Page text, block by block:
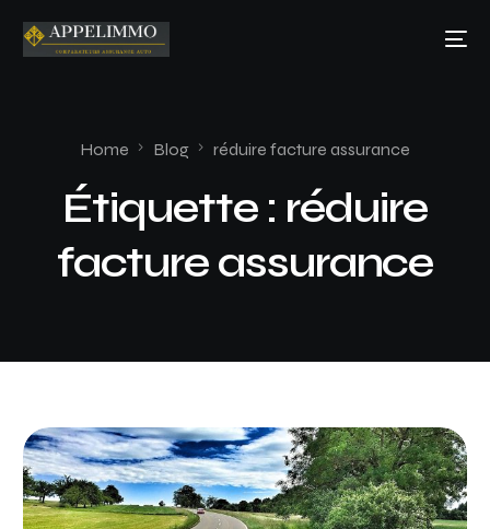
Home Blog réduire facture assurance
Étiquette : réduire
facture assurance